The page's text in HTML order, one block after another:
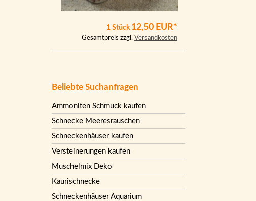
1 Stück 12,50 EUR*
Gesamtpreis zzgl. Versandkosten
Beliebte Suchanfragen
Ammoniten Schmuck kaufen
Schnecke Meeresrauschen
Schneckenhäuser kaufen
Versteinerungen kaufen
Muschelmix Deko
Kaurischnecke
Schneckenhäuser Aquarium